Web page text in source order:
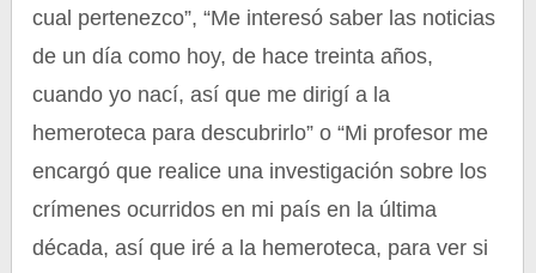
cual pertenezco”, “Me interesó saber las noticias
de un día como hoy, de hace treinta años,
cuando yo nací, así que me dirigí a la
hemeroteca para descubrirlo” o “Mi profesor me
encargó que realice una investigación sobre los
crímenes ocurridos en mi país en la última
década, así que iré a la hemeroteca, para ver si